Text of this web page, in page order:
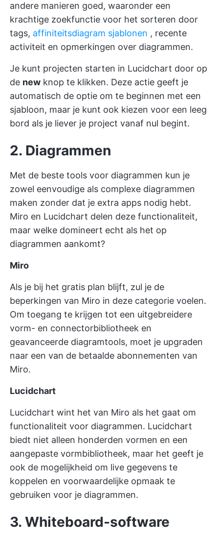
andere manieren goed, waaronder een
krachtige zoekfunctie voor het sorteren door
tags, affiniteitsdiagram sjablonen , recente
activiteit en opmerkingen over diagrammen.
Je kunt projecten starten in Lucidchart door op
de new knop te klikken. Deze actie geeft je
automatisch de optie om te beginnen met een
sjabloon, maar je kunt ook kiezen voor een leeg
bord als je liever je project vanaf nul begint.
2. Diagrammen
Met de beste tools voor diagrammen kun je
zowel eenvoudige als complexe diagrammen
maken zonder dat je extra apps nodig hebt.
Miro en Lucidchart delen deze functionaliteit,
maar welke domineert echt als het op
diagrammen aankomt?
Miro
Als je bij het gratis plan blijft, zul je de
beperkingen van Miro in deze categorie voelen.
Om toegang te krijgen tot een uitgebreidere
vorm- en connectorbibliotheek en
geavanceerde diagramtools, moet je upgraden
naar een van de betaalde abonnementen van
Miro.
Lucidchart
Lucidchart wint het van Miro als het gaat om
functionaliteit voor diagrammen. Lucidchart
biedt niet alleen honderden vormen en een
aangepaste vormbibliotheek, maar het geeft je
ook de mogelijkheid om live gegevens te
koppelen en voorwaardelijke opmaak te
gebruiken voor je diagrammen.
3. Whiteboard-software